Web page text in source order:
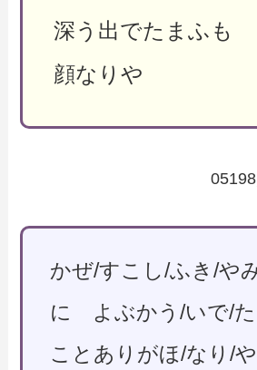
深う出でたまふも
顔なりや
かぜ/すこし/ふき/や
に よぶかう/いで/
ことありがほ/なり/や